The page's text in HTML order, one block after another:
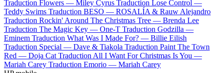
Traduction Flowers — Miley Cyrus Traduction Lose Control —
Teddy Swims Traduction BESO — ROSALÍA & Rauw Alejandro
Traduction Rockin' Around The Christmas Tree — Brenda Lee
Traduction The Magic Key — One-T Traduction Godzilla —
Eminem Traduction What Was I Made For? — Billie Eilish
Traduction Special — Dave & Tiakola Traduction Paint The Town
Red — Doja Cat Traduction All I Want For Christmas Is You —
Mariah Carey Traduction Emorio — Mariah Carey